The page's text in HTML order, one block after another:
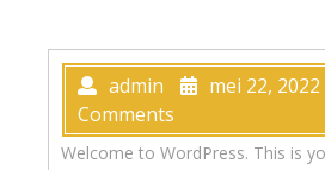
admin mei 22, 2022
Comments
Welcome to WordPress. This is